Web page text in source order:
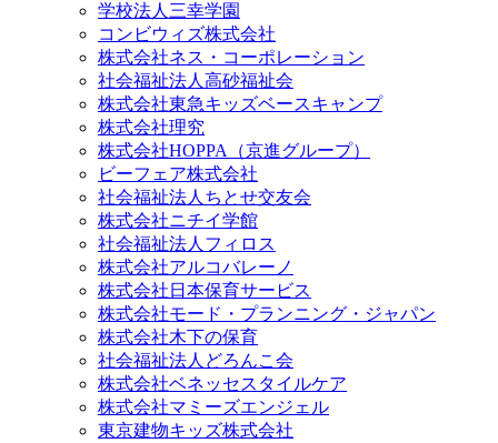
学校法人三幸学園
コンビウィズ株式会社
株式会社ネス・コーポレーション
社会福祉法人高砂福祉会
株式会社東急キッズベースキャンプ
株式会社理究
株式会社HOPPA（京進グループ）
ビーフェア株式会社
社会福祉法人ちとせ交友会
株式会社ニチイ学館
社会福祉法人フィロス
株式会社アルコバレーノ
株式会社日本保育サービス
株式会社モード・プランニング・ジャパン
株式会社木下の保育
社会福祉法人どろんこ会
株式会社ベネッセスタイルケア
株式会社マミーズエンジェル
東京建物キッズ株式会社